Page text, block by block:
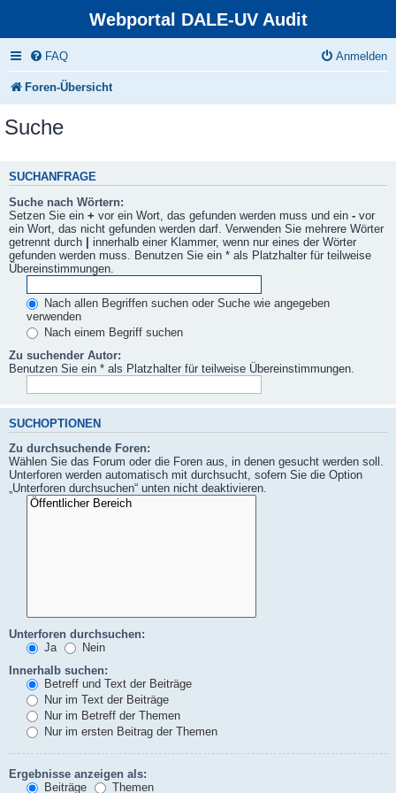
Webportal DALE-UV Audit
FAQ Anmelden
Foren-Übersicht
Suche
SUCHANFRAGE
Suche nach Wörtern:
Setzen Sie ein + vor ein Wort, das gefunden werden muss und ein - vor
ein Wort, das nicht gefunden werden darf. Verwenden Sie mehrere Wörter
getrennt durch | innerhalb einer Klammer, wenn nur eines der Wörter
gefunden werden muss. Benutzen Sie ein * als Platzhalter für teilweise
Übereinstimmungen.
Nach allen Begriffen suchen oder Suche wie angegeben
verwenden
Nach einem Begriff suchen
Zu suchender Autor:
Benutzen Sie ein * als Platzhalter für teilweise Übereinstimmungen.
SUCHOPTIONEN
Zu durchsuchende Foren:
Wählen Sie das Forum oder die Foren aus, in denen gesucht werden soll.
Unterforen werden automatisch mit durchsucht, sofern Sie die Option
„Unterforen durchsuchen“ unten nicht deaktivieren.
Unterforen durchsuchen:
Ja
Nein
Innerhalb suchen:
Betreff und Text der Beiträge
Nur im Text der Beiträge
Nur im Betreff der Themen
Nur im ersten Beitrag der Themen
Ergebnisse anzeigen als:
Beiträge
Themen